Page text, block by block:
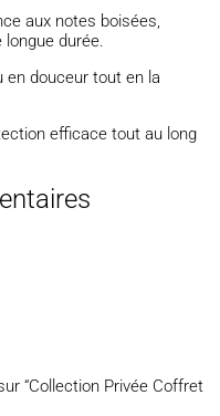
aux notes boisées,
durée.
douceur tout en la
efficace tout au long
“Collection Privée Coffret